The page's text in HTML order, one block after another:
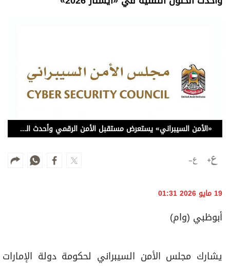
الذكاء الاصطناعي
فيديو
إنفوجراف
قصة صورة
كاريكتير
عدد اليوم
«الأمن السيبراني» يستعرض مستقبل الأمن الرقمي وأحدث الحلول التقنية في «آيسنار 2026»
19 مايو 2026 01:31
أبوظبي (وام)
يشارك مجلس الأمن السيبراني لحكومة دولة الإمارات